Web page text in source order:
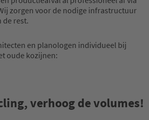
zorgen voor de nodige infrastructuur
de rest.
en planologen individueel bij
oude kozijnen:
verhoog de volumes!